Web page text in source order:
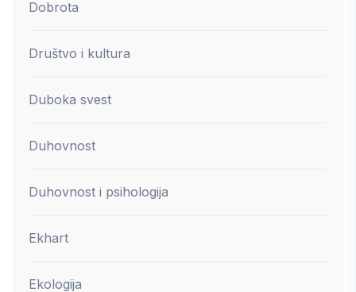
Dobrota
Društvo i kultura
Duboka svest
Duhovnost
Duhovnost i psihologija
Ekhart
Ekologija